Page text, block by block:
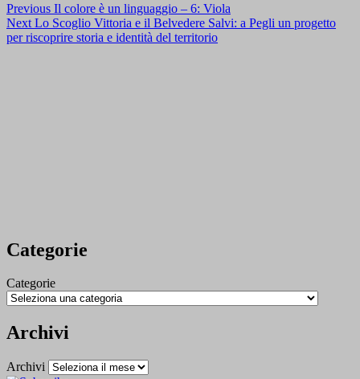
Previous Il colore è un linguaggio – 6: Viola
Next Lo Scoglio Vittoria e il Belvedere Salvi: a Pegli un progetto
per riscoprire storia e identità del territorio
Categorie
Categorie
Archivi
Archivi